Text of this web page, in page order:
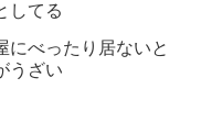
してる
にべったり居ないと
うざい